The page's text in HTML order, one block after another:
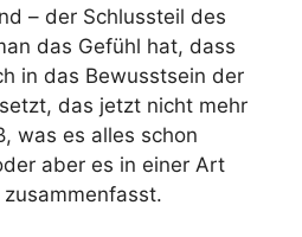
– der Schlussteil des
das Gefühl hat, dass
in das Bewusstsein der
das jetzt nicht mehr
was es alles schon
aber es in einer Art